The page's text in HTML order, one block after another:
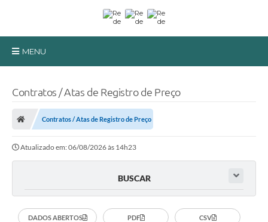
MENU
Turismo
Transparência
Contratos / Atas de Registro de Preço
Contratos / Atas de Registro de Preço
Atualizado em: 06/08/2026 às 14h23
BUSCAR
DADOS ABERTOS PDF CSV